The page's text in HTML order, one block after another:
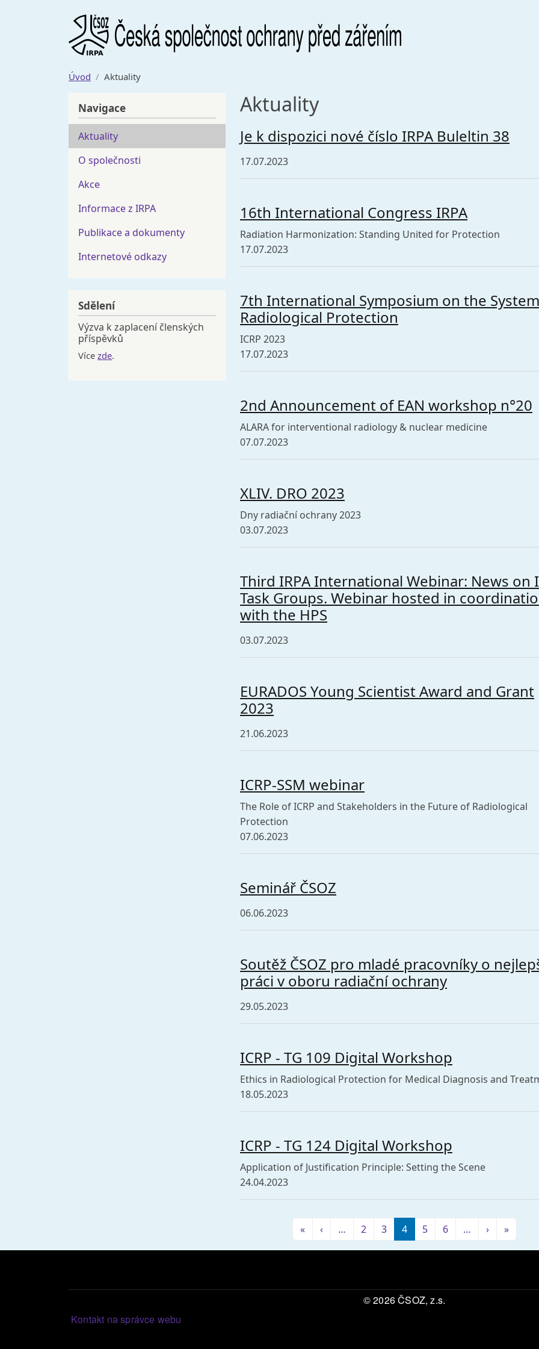
Úvod Aktuality
Aktuality
Je k dispozici nové číslo IRPA Buleltin 38
17.07.2023
16th International Congress IRPA
Radiation Harmonization: Standing United for Protection
17.07.2023
7th International Symposium on the
Radiological Protection
ICRP 2023
17.07.2023
2nd Announcement of EAN workshop n°20
ALARA for interventional radiology & nuclear medicine
07.07.2023
XLIV. DRO 2023
Dny radiační ochrany 2023
03.07.2023
Third IRPA International Webinar: News on
Task Groups. Webinar hosted in
with the HPS
03.07.2023
EURADOS Young Scientist Award and Grant
2023
21.06.2023
ICRP-SSM webinar
The Role of ICRP and Stakeholders in the Future of Radiological
Protection
07.06.2023
Seminář ČSOZ
06.06.2023
Soutěž ČSOZ pro mladé pracovníky o
práci v oboru radiační ochrany
29.05.2023
ICRP - TG 109 Digital Workshop
Ethics in Radiological Protection for Medical Diagnosis and
18.05.2023
ICRP - TG 124 Digital Workshop
Application of Justification Principle: Setting the Scene
24.04.2023
«First page
‹Předchozí stránka
… 2 3 4 5 6 … › »
Navigace
Aktuality
O společnosti
Akce
Informace z IRPA
Publikace a dokumenty
Internetové odkazy
Sdělení
Výzva k zaplacení členských
příspěvků
Více zde.
© 2026 ČSOZ, z.s.
Patička
Kontakt na správce webu